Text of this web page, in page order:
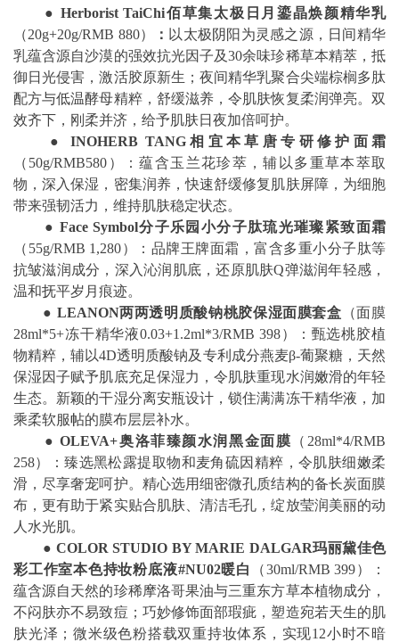
● Herborist TaiChi佰草集太极日月鎏晶焕颜精华乳
（20g+20g/RMB 880）
： 以太极阴阳为灵感之源，日间精华
乳蕴含源自沙漠的强效抗光因子及30余味珍稀草本精萃，抵
御日光侵害，激活胶原新生；夜间精华乳聚合尖端棕榈多肽
配方与低温酵母精粹，舒缓滋养，令肌肤恢复柔润弹亮。双
效齐下，刚柔并济，给予肌肤日夜加倍呵护。
● INOHERB TANG相宜本草唐专研修护面霜
（50g/RMB580）：蕴含玉兰花珍萃，辅以多重草本萃取
物，深入保湿，密集润养，快速舒缓修复肌肤屏障，为细胞
带来强韧活力，维持肌肤稳定状态。
● Face Symbol分子乐园小分子肽琉光璀璨紧致面霜
（55g/RMB 1,280）：品牌王牌面霜，富含多重小分子肽等
抗皱滋润成分，深入沁润肌底，还原肌肤Q弹滋润年轻感，
温和抚平岁月痕迹。
● LEANON两两透明质酸钠桃胶保湿面膜套盒 （面膜
28ml*5+冻干精华液0.03+1.2ml*3/RMB 398）：甄选桃胶植
物精粹，辅以4D透明质酸钠及专利成分燕麦β-葡聚糖，天然
保湿因子赋予肌底充足保湿力，令肌肤重现水润嫩滑的年轻
生态。新颖的干湿分离安瓶设计，锁住满满冻干精华液，加
乘柔软服帖的膜布层层补水。
●OLEVA+奥洛菲臻颜水润黑金面膜 （28ml*4/RMB
258）：臻选黑松露提取物和麦角硫因精粹，令肌肤细嫩柔
滑，尽享奢宠呵护。精心选用细密微孔质结构的备长炭面膜
布，更有助于紧实贴合肌肤、清洁毛孔，绽放莹润美丽的动
人水光肌。
● COLOR STUDIO BY MARIE DALGAR玛丽黛佳色
彩工作室本色持妆粉底液#NU02暖白
（30ml/RMB 399）：
蕴含源自天然的珍稀摩洛哥果油与三重东方草本植物成分，
不闷肤亦不易致痘；巧妙修饰面部瑕疵，塑造宛若天生的肌
肤光泽；微米级色粉搭载双重持妆体系，实现12小时不暗